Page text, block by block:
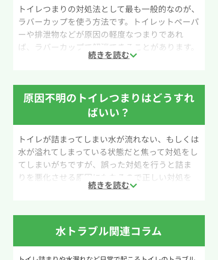
トイレつまりの対処法として最も一般的なのが、
ラバーカップを使う方法です。トイレットペーパ
ーや排泄物などが原因の軽度なつまりであれ
ば、ラバーカップで解消できることがあります。
ラバーカップはホームセンターやネットショップ
ブルに備えて1つ用意しておくと安心です。
用意するものは、ラバーカップ、水、大きめのビ
ニール袋です。作業の際は水が飛び散る可能性が
養生しておくと掃除の手間を減らせます。
作業手順は次の通りです。まずラバーカップを排
水口にしっかり密着させます。次にカップをゆっ
くり押し込み、中の空気を抜いて密閉状態を作り
詰まりの原因を引き出します。この動作を何度か
繰り返し、ゴボゴボと空気が通るような音がす
原因不明のトイレつまりはどうすれ
ばいい？
トイレが詰まってしまい水が流れない、もしくは
水が溢れてしまっている状態だと焦って対処をし
てしまいがちですが、誤った対処を行うと詰ま
りを悪化させる原因にもなるので正しい対処を
基本的にその原因を奥へ流さないようにするこ
とが重要です。仮に流してはいけない異物や硬い
物が原因の場合、奥へ流してしまうことで便器や
水トラブル関連コラム